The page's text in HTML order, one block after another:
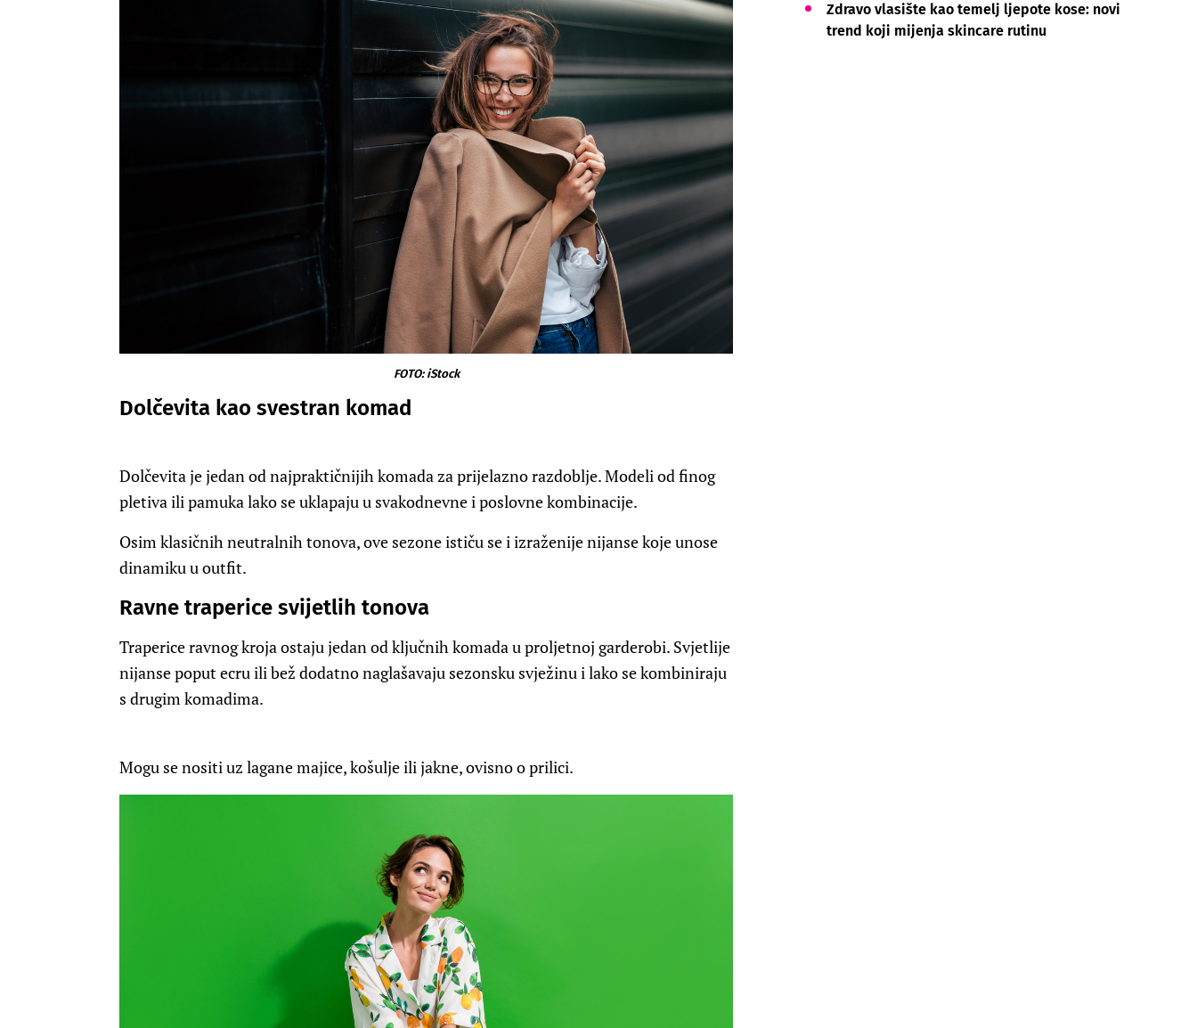
FOTO: iStock
Dolčevita kao svestran komad
Dolčevita je jedan od najpraktičnijih komada za prijelazno razdoblje. Modeli od finog
pletiva ili pamuka lako se uklapaju u svakodnevne i poslovne kombinacije.
Osim klasičnih neutralnih tonova, ove sezone ističu se i izraženije nijanse koje unose
dinamiku u outfit.
Ravne traperice svijetlih tonova
Traperice ravnog kroja ostaju jedan od ključnih komada u proljetnoj garderobi. Svjetlije
nijanse poput ecru ili bež dodatno naglašavaju sezonsku svježinu i lako se kombiniraju
s drugim komadima.
Mogu se nositi uz lagane majice, košulje ili jakne, ovisno o prilici.
Zdravo vlasište kao temelj ljepote kose: novi
trend koji mijenja skincare rutinu